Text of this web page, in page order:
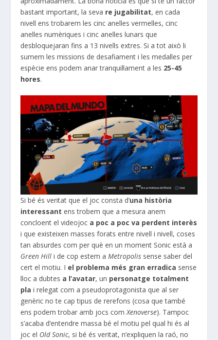
bastant important, la seva re jugabilitat, en cada
nivell ens trobarem les cinc anelles vermelles, cinc
anelles numèriques i cinc anelles lunars que
desbloquejaran fins a 13 nivells extres. Si a tot això li
sumem les missions de desafiament i les medalles per
espècie ens podem anar tranquil·lament a les 25-45
hores.
Si bé és veritat que el joc consta d’una història
interessant ens trobem que a mesura anem
concloent el videojoc a poc a poc va perdent interès
i que existeixenmasses forats entre nivell i nivell, coses
tan absurdes com per què en un momentSonic està a
Green Hill i de cop estem aMetropolis sense saber del
cert el motiu. I el problema més gran erradica sense
lloc a dubtes a l’avatar, un personatge totalment
pla i relegat com a pseudoprotagonista que al ser
genèric note cap tipus de rerefons (cosa que també
ens podem trobar amb jocs comXenoverse). Tampoc
s’acaba d’entendre massa bé el motiu pel qual hi és al
jocel Old Sonic, si bé és veritat, n’expliquen la raó, no